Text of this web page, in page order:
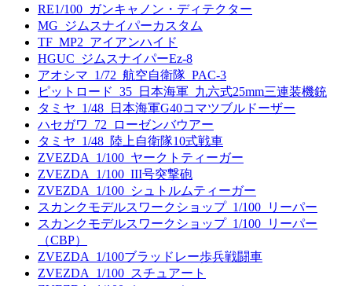
RE1/100_ガンキャノン・ディテクター
MG_ジムスナイパーカスタム
TF_MP2_アイアンハイド
HGUC_ジムスナイパーEz-8
アオシマ_1/72_航空自衛隊_PAC-3
ピットロード_35_日本海軍_九六式25mm三連装機銃
タミヤ_1/48_日本海軍G40コマツブルドーザー
ハセガワ_72_ローゼンバウアー
タミヤ_1/48_陸上自衛隊10式戦車
ZVEZDA_1/100_ヤークトティーガー
ZVEZDA_1/100_III号突撃砲
ZVEZDA_1/100_シュトルムティーガー
スカンクモデルスワークショップ_1/100_リーパー
スカンクモデルスワークショップ_1/100_リーパー
（CBP）
ZVEZDA_1/100ブラッドレー歩兵戦闘車
ZVEZDA_1/100_スチュアート